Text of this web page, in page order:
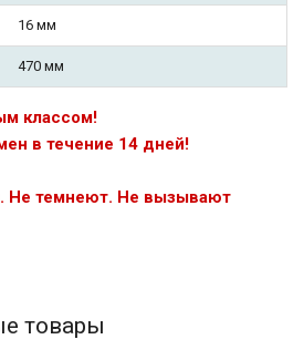
16 мм
470 мм
классом!
в течение 14 дней!
Не темнеют. Не вызывают
товары